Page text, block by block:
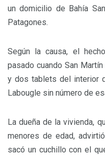
un domicilio de Bahía
Patagones.
Según la causa, el
pasado cuando San
y dos tablets del interior
Labougle sin número de
La dueña de la vivienda,
menores de edad,
sacó un cuchillo con el